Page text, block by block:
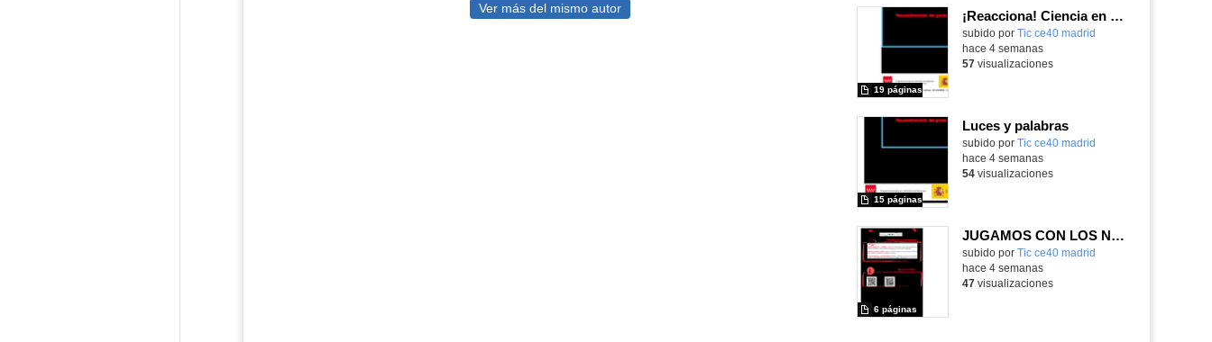
Ver más del mismo autor ¡Reacciona! Ciencia en movimiento con micro:bit y Maqueen
subido por Tic ce40 madrid
19 páginas
hace 4 semanas
57visualizaciones
Luces y palabras
subido por Tic ce40 madrid
15 páginas
hace 4 semanas
54visualizaciones
JUGAMOS CON LOS NÚMEROS Y COLORES COMO UN ROBOT.
subido por Tic ce40 madrid
6 páginas
hace 4 semanas
47visualizaciones